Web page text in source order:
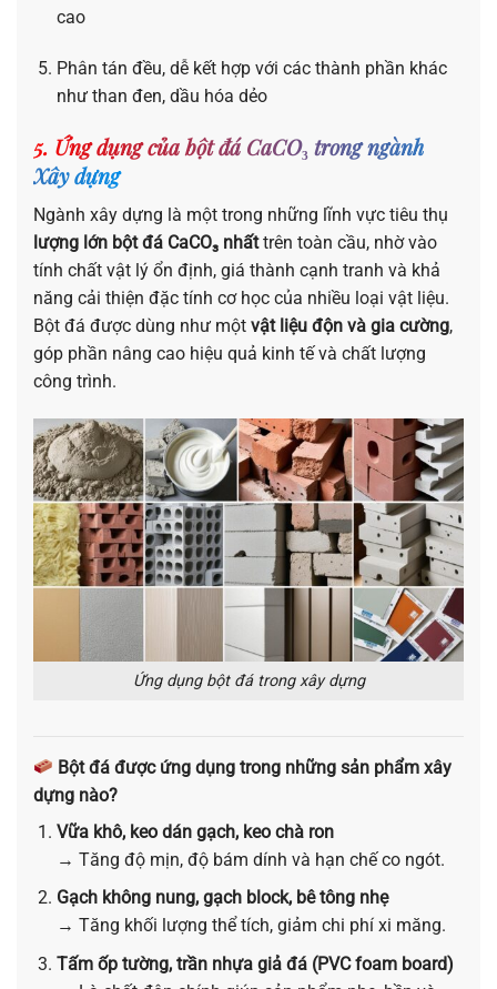
cao
Phân tán đều, dễ kết hợp với các thành phần khác
như than đen, dầu hóa dẻo
5. Ứng dụng của bột đá CaCO₃ trong ngành
Xây dựng
Ngành xây dựng là một trong những lĩnh vực tiêu thụ
lượng lớn bột đá CaCO₃ nhấttrên toàn cầu, nhờ vào
tính chất vật lý ổn định, giá thành cạnh tranh và khả
năng cải thiện đặc tính cơ học của nhiều loại vật liệu.
Bột đá được dùng như một vật liệu độn và gia cường,
góp phần nâng cao hiệu quả kinh tế và chất lượng
công trình.
Ứng dụng bột đá trong xây dựng
Bột đá được ứng dụng trong những sản phẩm xây
dựng nào?
Vữa khô, keo dán gạch, keo chà ron
→ Tăng độ mịn, độ bám dính và hạn chế co ngót.
Gạch không nung, gạch block, bê tông nhẹ
→ Tăng khối lượng thể tích, giảm chi phí xi măng.
Tấm ốp tường, trần nhựa giả đá (PVC foam board)